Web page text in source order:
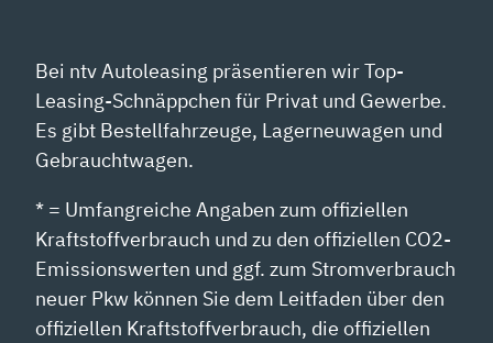
Bei ntv Autoleasing präsentieren wir Top-
Leasing-Schnäppchen für Privat und Gewerbe.
Es gibt Bestellfahrzeuge, Lagerneuwagen und
Gebrauchtwagen.
* = Umfangreiche Angaben zum offiziellen
Kraftstoffverbrauch und zu den offiziellen CO2-
Emissionswerten und ggf. zum Stromverbrauch
neuer Pkw können Sie dem Leitfaden über den
offiziellen Kraftstoffverbrauch, die offiziellen